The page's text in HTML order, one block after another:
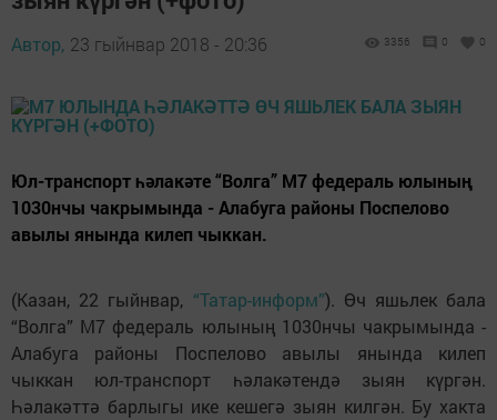
Автор, 23 гыйнвар 2018 - 20:36 3356 0 0
Юл-транспорт һәлакәте “Волга” М7 федераль юлының
1030нчы чакрымында - Алабуга районы Поспелово
авылы янында килеп чыккан.
(Казан, 22 гыйнвар, “Татар-информ”). Өч яшьлек бала
“Волга” М7 федераль юлының 1030нчы чакрымында -
Алабуга районы Поспелово авылы янында килеп
чыккан юл-транспорт һәлакәтендә зыян күргән.
Һәлакәттә барлыгы ике кешегә зыян килгән. Бу хакта